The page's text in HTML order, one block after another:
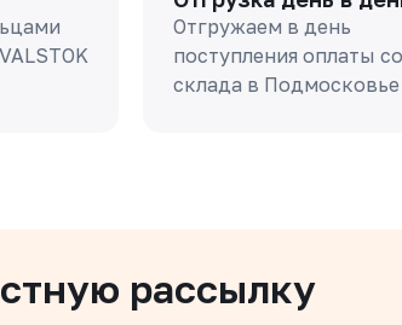
Отгружаем в день
поступления оплаты со
склада в Подмосковье
рассылку